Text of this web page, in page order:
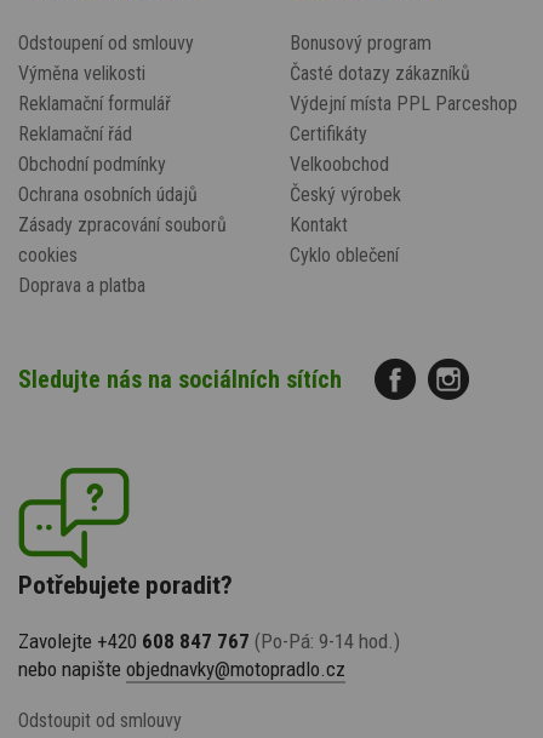
Odstoupení od smlouvy
Výměna velikosti
Reklamační formulář
Reklamační řád
Obchodní podmínky
Ochrana osobních údajů
Zásady zpracování souborů
cookies
Doprava a platba
Bonusový program
Časté dotazy zákazníků
Výdejní místa PPL Parceshop
Certifikáty
Velkoobchod
Český výrobek
Kontakt
Cyklo oblečení
Sledujte nás na sociálních sítích
Potřebujete poradit?
Zavolejte +420 608 847 767 (Po-Pá: 9-14 hod.)
nebo napište objednavky@motopradlo.cz
Odstoupit od smlouvy